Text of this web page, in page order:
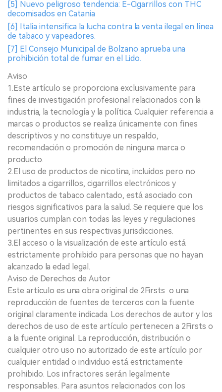
[5] Nuevo peligroso tendencia: E-Cigarrillos con THC
decomisados en Catania
[6] Italia intensifica la lucha contra la venta ilegal en línea
de tabaco y vapeadores.
[7] El Consejo Municipal de Bolzano aprueba una
prohibición total de fumar en el Lido.
Aviso
1.Este artículo se proporciona exclusivamente para
fines de investigación profesional relacionados con la
industria, la tecnología y la política. Cualquier referencia a
marcas o productos se realiza únicamente con fines
descriptivos y no constituye un respaldo,
recomendación o promoción de ninguna marca o
producto.
2.El uso de productos de nicotina, incluidos pero no
limitados a cigarrillos, cigarrillos electrónicos y
productos de tabaco calentado, está asociado con
riesgos significativos para la salud. Se requiere que los
usuarios cumplan con todas las leyes y regulaciones
pertinentes en sus respectivas jurisdicciones.
3.El acceso o la visualización de este artículo está
estrictamente prohibido para personas que no hayan
alcanzado la edad legal.
Aviso de Derechos de Autor
Este artículo es una obra original de 2Firsts o una
reproducción de fuentes de terceros con la fuente
original claramente indicada. Los derechos de autor y los
derechos de uso de este artículo pertenecen a 2Firsts o
a la fuente original. La reproducción, distribución o
cualquier otro uso no autorizado de este artículo por
cualquier entidad o individuo está estrictamente
prohibido. Los infractores serán legalmente
responsables. Para asuntos relacionados con los